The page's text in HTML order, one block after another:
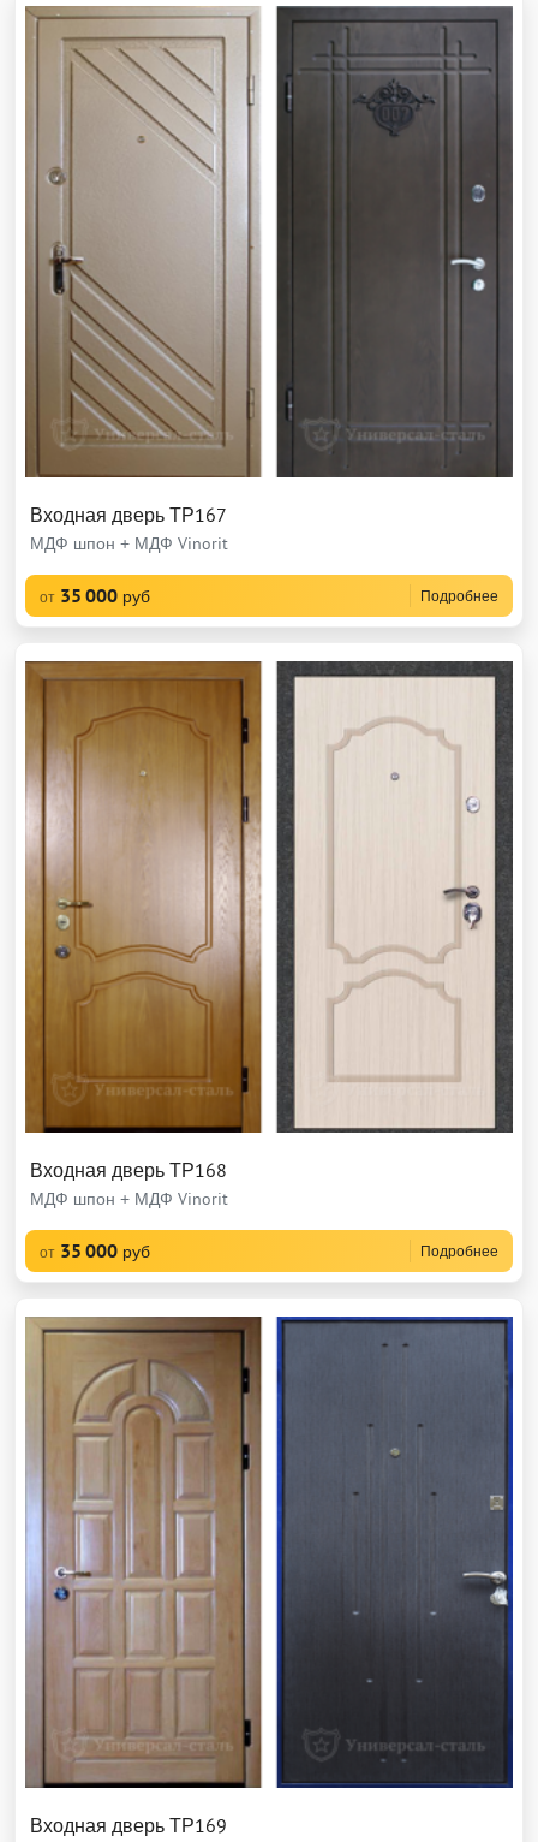
Входная дверь ТР167
МДФ шпон + МДФ Vinorit
от 35 000 руб Подробнее
Входная дверь ТР168
МДФ шпон + МДФ Vinorit
от 35 000 руб Подробнее
Входная дверь ТР169